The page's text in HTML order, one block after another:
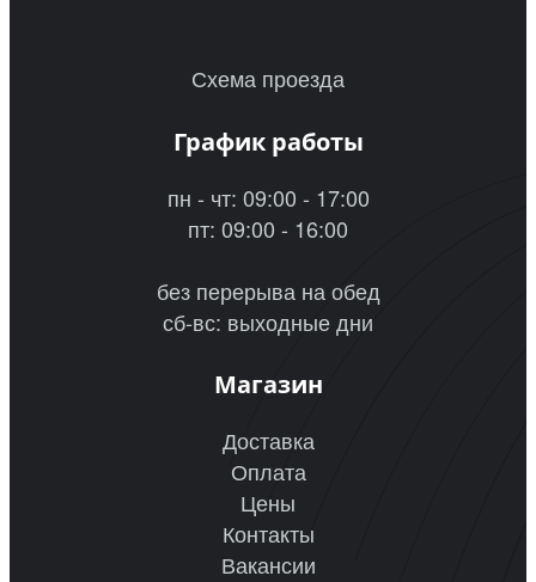
Схема проезда
График работы
пн - чт: 09:00 - 17:00
пт: 09:00 - 16:00
без перерыва на обед
сб-вс: выходные дни
Магазин
Доставка
Оплата
Цены
Контакты
Вакансии